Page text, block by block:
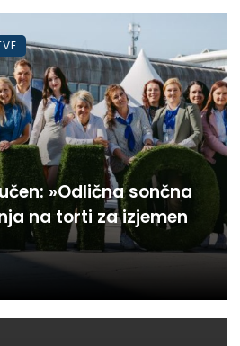
»Odlična sončna
na torti za izjemen